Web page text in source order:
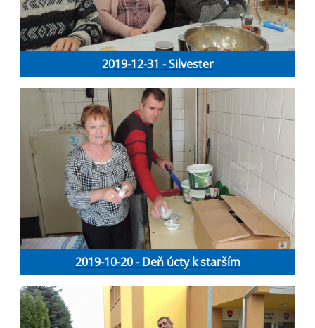
2019-12-31 - Silvester
2019-10-20 - Deň úcty k starším